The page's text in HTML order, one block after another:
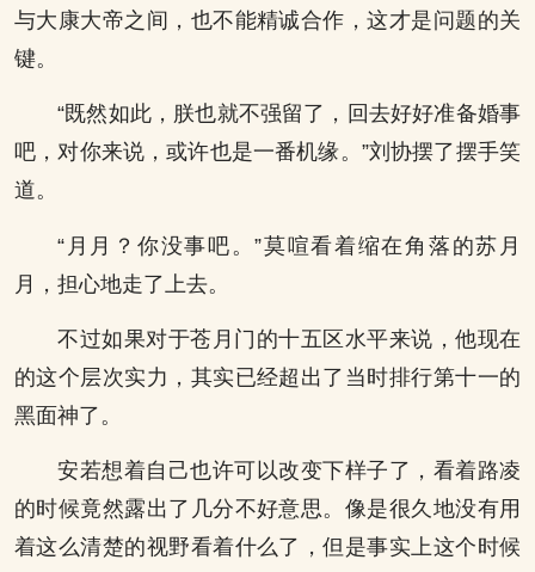
与大康大帝之间，也不能精诚合作，这才是问题的关
键。
“既然如此，朕也就不强留了，回去好好准备婚事
吧，对你来说，或许也是一番机缘。”刘协摆了摆手笑
道。
“月月？你没事吧。”莫喧看着缩在角落的苏月
月，担心地走了上去。
不过如果对于苍月门的十五区水平来说，他现在
的这个层次实力，其实已经超出了当时排行第十一的
黑面神了。
安若想着自己也许可以改变下样子了，看着路凌
的时候竟然露出了几分不好意思。像是很久地没有用
着这么清楚的视野看着什么了，但是事实上这个时候